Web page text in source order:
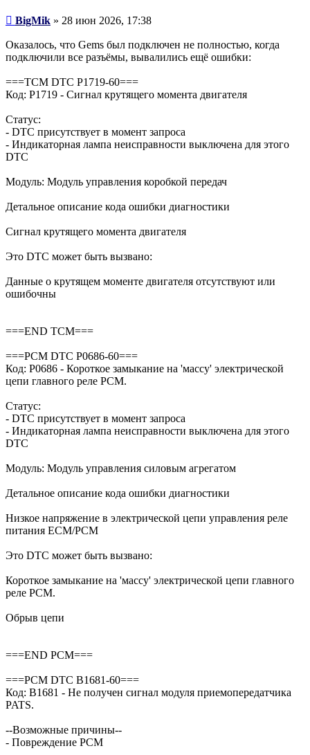
Сообщение
BigMik » 28 июн 2026, 17:38
Оказалось, что Gems был подключен не полностью, когда
подключили все разъёмы, вывалились ещё ошибки:
===TCM DTC P1719-60===
Код: P1719 - Сигнал крутящего момента двигателя
Статус:
- DTC присутствует в момент запроса
- Индикаторная лампа неисправности выключена для этого
DTC
Модуль: Модуль управления коробкой передач
Детальное описание кода ошибки диагностики
Сигнал крутящего момента двигателя
Это DTC может быть вызвано:
Данные о крутящем моменте двигателя отсутствуют или
ошибочны
===END TCM===
===PCM DTC P0686-60===
Код: P0686 - Короткое замыкание на 'массу' электрической
цепи главного реле PCM.
Статус:
- DTC присутствует в момент запроса
- Индикаторная лампа неисправности выключена для этого
DTC
Модуль: Модуль управления силовым агрегатом
Детальное описание кода ошибки диагностики
Низкое напряжение в электрической цепи управления реле
питания ECM/PCM
Это DTC может быть вызвано:
Короткое замыкание на 'массу' электрической цепи главного
реле PCM.
Обрыв цепи
===END PCM===
===PCM DTC B1681-60===
Код: B1681 - Не получен сигнал модуля приемопередатчика
PATS.
--Возможные причины--
- Повреждение PCM